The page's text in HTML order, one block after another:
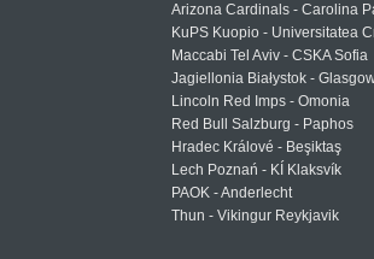
Arizona Cardinals - Carolina
KuPS Kuopio - Universitatea
Maccabi Tel Aviv - CSKA Sofia
Jagiellonia Białystok -
Lincoln Red Imps - Omonia
Red Bull Salzburg - Paphos
Hradec Králové - Beşiktaş
Lech Poznań - KÍ Klaksvík
PAOK - Anderlecht
Thun - Vikingur Reykjavik